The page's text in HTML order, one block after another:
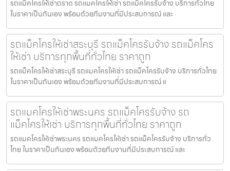
รถแม็คโครให้เช่าตราด รถแมคโครให้เช่า รถแม็คโครรับจ้าง บริการทั่วไทย
ในราคาเป็นกันเอง พร้อมด้วยทีมงานที่มีประสบการณ์ และ
รถแม็คโครให้เช่าสระบุรี รถแม็คโครรับจ้าง รถแม็คโคร
ให้เช่า บริการทุกพื้นที่ทั่วไทย ราคาถูก
รถแม็คโครให้เช่าสระบุรี รถแมคโครให้เช่า รถแม็คโครรับจ้าง บริการทั่วไทย
ในราคาเป็นกันเอง พร้อมด้วยทีมงานที่มีประสบการณ์ แ
รถแมคโครให้เช่าพระนคร รถแม็คโครรับจ้าง รถ
แม็คโครให้เช่า บริการทุกพื้นที่ทั่วไทย ราคาถูก
รถแมคโครให้เช่าพระนคร รถแมคโครให้เช่า รถแม็คโครรับจ้าง บริการทั่ว
ไทย ในราคาเป็นกันเอง พร้อมด้วยทีมงานที่มีประสบการณ์ และ